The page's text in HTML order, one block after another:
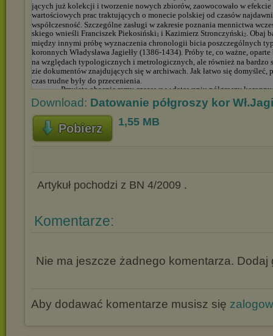
Download: Datowanie półgroszy kor
Pobierz 1,55 MB
Artykuł pochodzi z BN 4/2009 .
Komentarze:
Nie ma jeszcze żadnego komentarza. Dodaj
Aby dodawać komentarze musisz się